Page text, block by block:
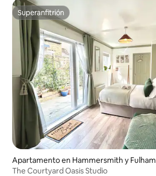
Superanfitrión
Superanfitrión
Apartamento en Hammersmith y Fulham
The Courtyard Oasis Studio